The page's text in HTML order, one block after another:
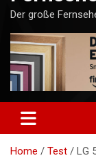
Der große
Home Test LG